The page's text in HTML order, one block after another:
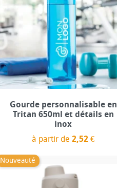
Gourde personnalisable en
Tritan 650ml et détails en
inox
à partir de2,52 €
Nouveauté